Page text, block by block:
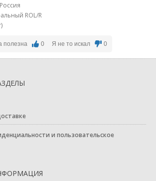
Россия
ROL/R
полезна 0 Я не то искал 0
и пользовательское